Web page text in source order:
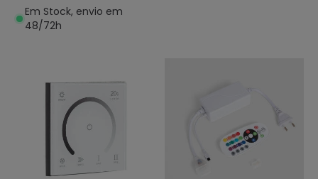
Em Stock, envio em
48/72h